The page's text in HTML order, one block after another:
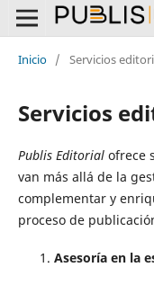
Inicio / Servicios
Servicios
Publis Editorialofrece
van más allá de la
complementar y
proceso de
Asesoría en la